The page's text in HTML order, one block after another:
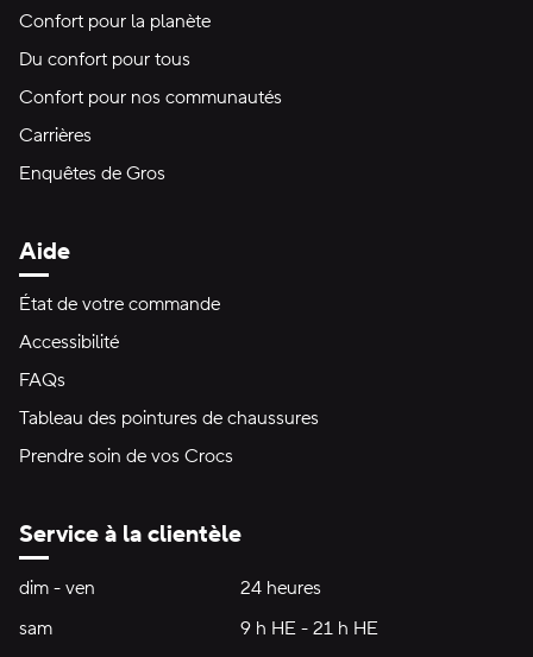
Confort pour la planète
Du confort pour tous
Confort pour nos communautés
Carrières
Enquêtes de Gros
Aide
État de votre commande
Accessibilité
FAQs
Tableau des pointures de chaussures
Prendre soin de vos Crocs
Service à la clientèle
Heures d'ouverture:
dim - ven dimanche à vendredi24 heures24 heures
sam
9 h HE - 21 h HE9 h HE - 21 h HE